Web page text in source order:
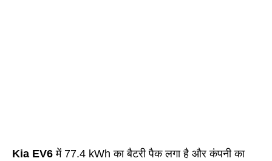
Kia EV6 में 77.4 kWh का बैटरी पैक लगा है और कंपनी का